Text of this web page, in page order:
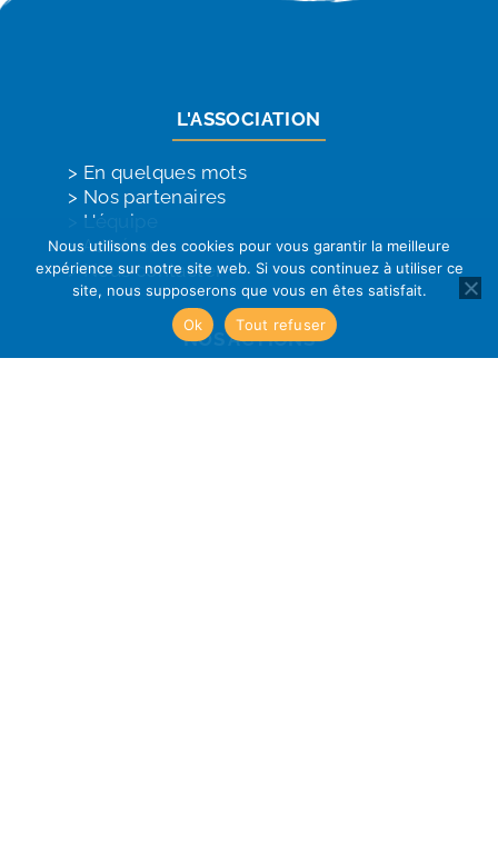
L'ASSOCIATION
> En quelques mots
> Nos partenaires
L'équipe
> Adhérer
> Nous contacter
NOS ACTIONS
Nous utilisons des cookies pour vous garantir la meilleure
expérience sur notre site web. Si vous continuez à utiliser ce
site, nous supposerons que vous en êtes satisfait.
Ok
Tout refuser